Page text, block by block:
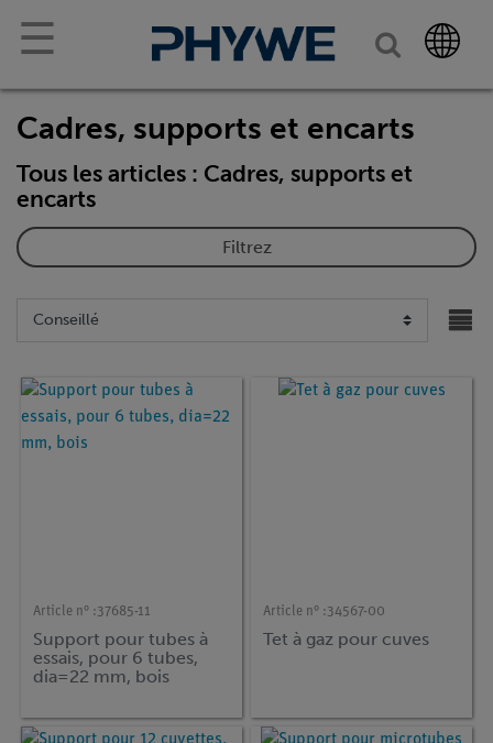
☰
Cadres, supports et encarts
Tous les articles : Cadres, supports et
encarts
Filtrez
Article n° :37685-11
Support pour tubes à
essais, pour 6 tubes,
dia=22 mm, bois
Article n° :34567-00
Tet à gaz pour cuves